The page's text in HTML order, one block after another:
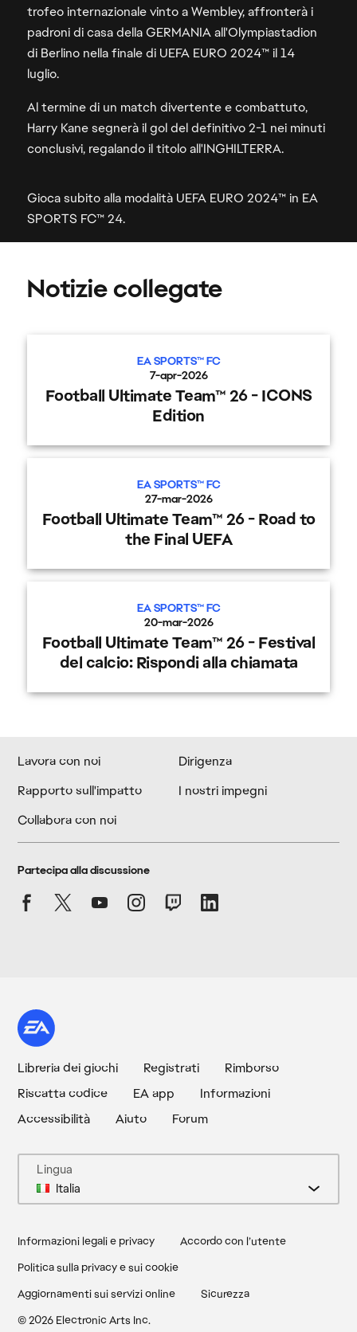
trofeo internazionale vinto a Wembley, affronterà i
padroni di casa della GERMANIA all'Olympiastadion
di Berlino nella finale di UEFA EURO 2024™ il 14
luglio.
Al termine di un match divertente e combattuto,
Harry Kane segnerà il gol del definitivo 2-1 nei minuti
conclusivi, regalando il titolo all'INGHILTERRA.
Gioca subito alla modalità UEFA EURO 2024™ in EA
SPORTS FC™ 24.